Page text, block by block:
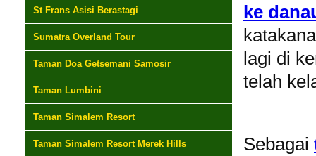
St Frans Asisi Berastagi
Sumatra Overland Tour
Taman Doa Getsemani Samosir
Taman Lumbini
Taman Simalem Resort
Taman Simalem Resort Merek Hills
ke
lagi di
telah
Sebagai